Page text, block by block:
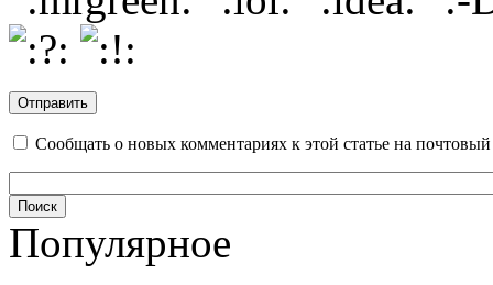
Сообщать о новых комментариях к этой статье на
Популярное